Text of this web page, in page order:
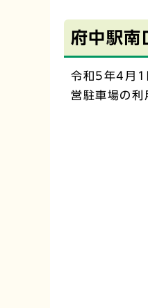
府中駅南
令和5年4月1
営駐車場の利